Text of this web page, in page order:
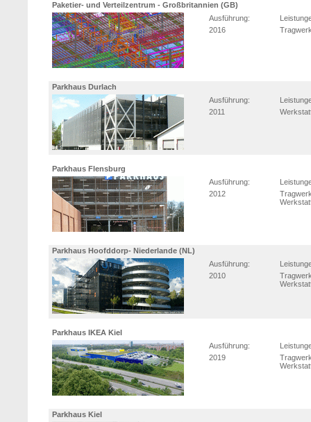
Paketier- und Verteilzentrum - Großbritannien (GB)
Ausführung:
2016
Parkhaus Durlach
Ausführung:
2011
Parkhaus Flensburg
Ausführung:
2012
Parkhaus Hoofddorp- Niederlande (NL)
Ausführung:
2010
Parkhaus IKEA Kiel
Ausführung:
2019
Parkhaus Kiel